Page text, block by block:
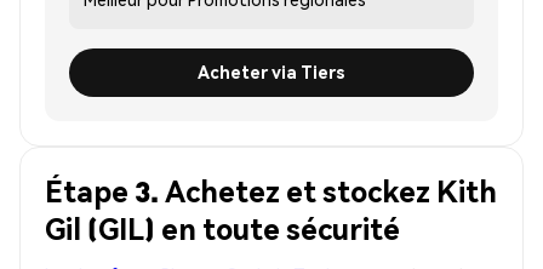
Acheter via Tiers
Étape 3. Achetez et stockez Kith
Gil (GIL) en toute sécurité